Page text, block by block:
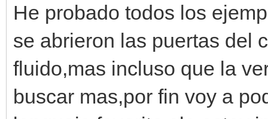
He probado todos los
se abrieron las puertas del
fluido,mas incluso que la
buscar mas,por fin voy a